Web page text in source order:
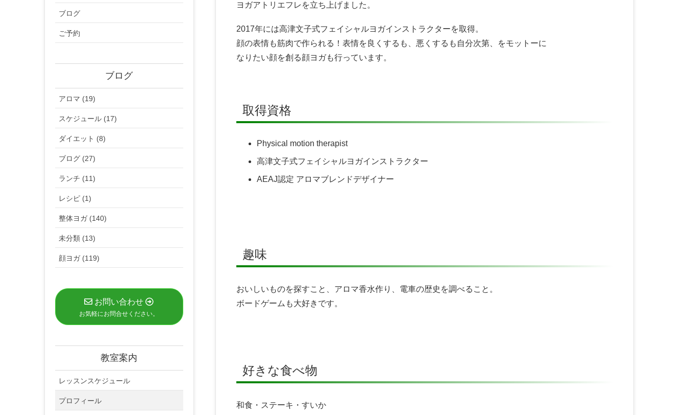
ヨガアトリエフレを立ち上げました。
2017年には高津文子式フェイシャルヨガインストラクターを取得。
顔の表情も筋肉で作られる！表情を良くするも、悪くするも自分次第、をモットーに
なりたい顔を創る顔ヨガも行っています。
取得資格
Physical motion therapist
高津文子式フェイシャルヨガインストラクター
AEAJ認定 アロマブレンドデザイナー
趣味
おいしいものを探すこと、アロマ香水作り、電車の歴史を調べること。
ボードゲームも大好きです。
好きな食べ物
和食・ステーキ・すいか
ブログ
ご予約
ブログ
アロマ (19)
スケジュール (17)
ダイエット (8)
ブログ (27)
ランチ (11)
レシピ (1)
整体ヨガ (140)
未分類 (13)
顔ヨガ (119)
お問い合わせ
お気軽にお問合せください。
教室案内
レッスンスケジュール
プロフィール